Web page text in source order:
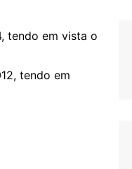
tendo em vista o
tendo em